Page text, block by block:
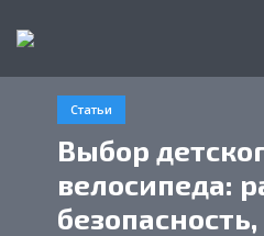
Статьи
Выбор
велосипеда: